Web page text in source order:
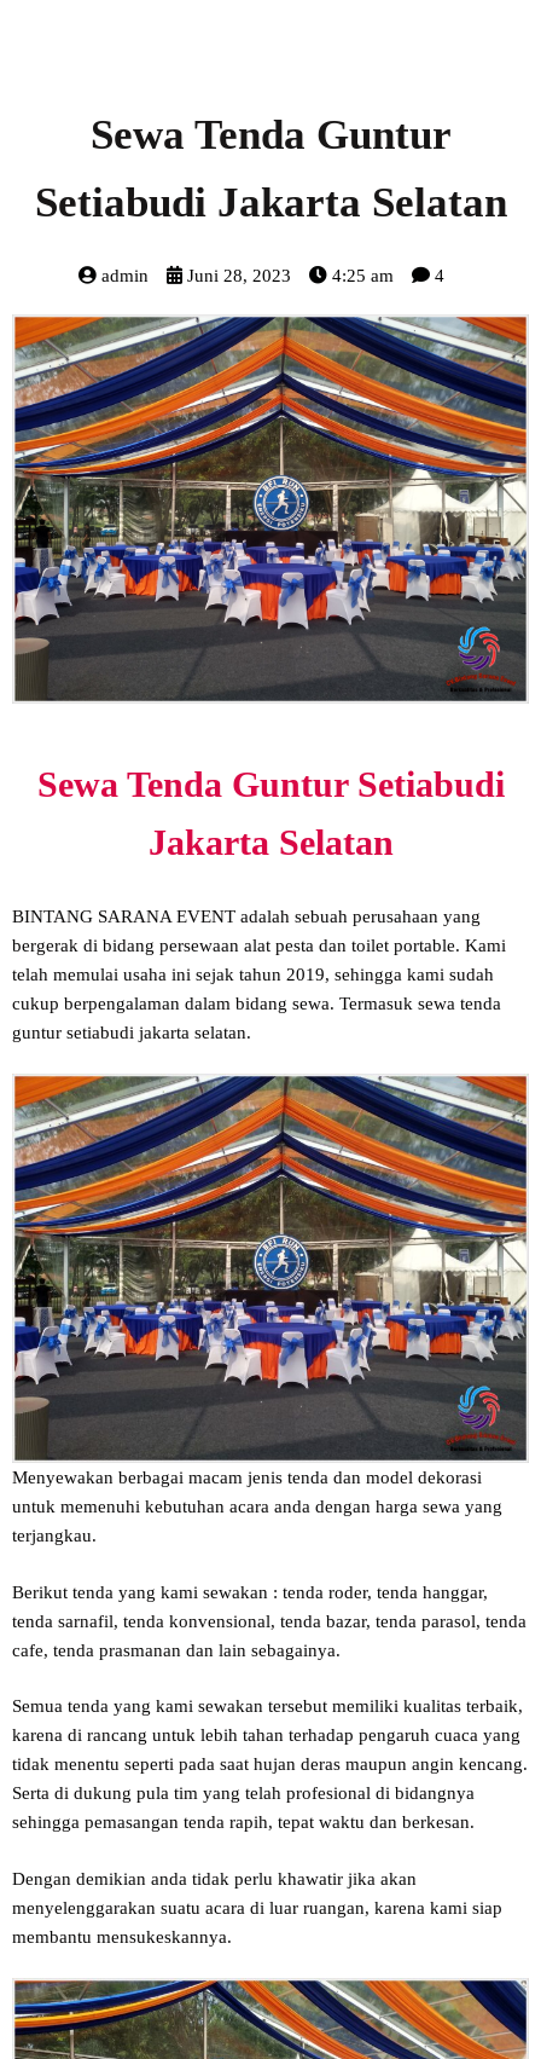
Sewa Tenda Guntur
Setiabudi Jakarta Selatan
admin Juni 28, 2023 4:25 am 4
Sewa Tenda Guntur Setiabudi
Jakarta Selatan
BINTANG SARANA EVENT adalah sebuah perusahaan yang
bergerak di bidang persewaan alat pesta dan toilet portable. Kami
telah memulai usaha ini sejak tahun 2019, sehingga kami sudah
cukup berpengalaman dalam bidang sewa. Termasuk sewa tenda
guntur setiabudi jakarta selatan.
Menyewakan berbagai macam jenis tenda dan model dekorasi
untuk memenuhi kebutuhan acara anda dengan harga sewa yang
terjangkau.
Berikut tenda yang kami sewakan : tenda roder, tenda hanggar,
tenda sarnafil, tenda konvensional, tenda bazar, tenda parasol, tenda
cafe, tenda prasmanan dan lain sebagainya.
Semua tenda yang kami sewakan tersebut memiliki kualitas terbaik,
karena di rancang untuk lebih tahan terhadap pengaruh cuaca yang
tidak menentu seperti pada saat hujan deras maupun angin kencang.
Serta di dukung pula tim yang telah profesional di bidangnya
sehingga pemasangan tenda rapih, tepat waktu dan berkesan.
Dengan demikian anda tidak perlu khawatir jika akan
menyelenggarakan suatu acara di luar ruangan, karena kami siap
membantu mensukeskannya.